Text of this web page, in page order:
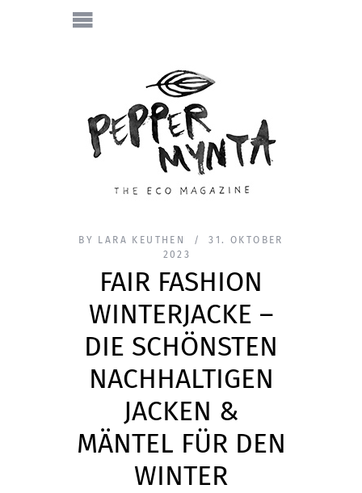
BY LARA KEUTHEN
31. OKTOBER
2023
FAIR FASHION
WINTERJACKE –
DIE SCHÖNSTEN
NACHHALTIGEN
JACKEN &
MÄNTEL FÜR DEN
WINTER